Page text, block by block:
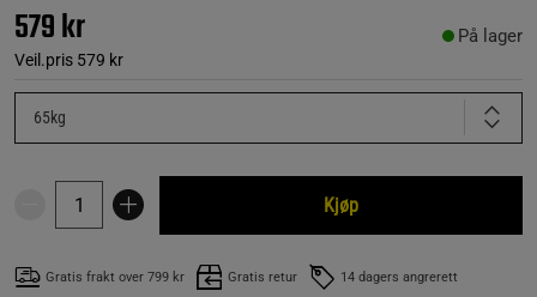
579 kr
Veil.pris 579 kr
På lager
65kg
Kjøp
Gratis frakt over 799 kr Gratis retur 14 dagers angrerett